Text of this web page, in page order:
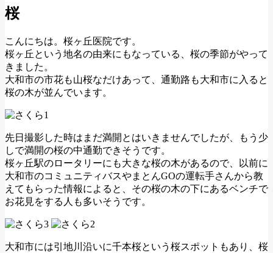
桜
こんにちは。桜ヶ丘医院です。
桜ヶ丘という地名の由来にもなっている、桜の季節がやって
きました。
大和市の市花も山桜なだけあって、通勤路も大和市に入ると
桜の木が並んでいます。
先日撮影した時はまだ満開とはいきませんでしたが、もう少
しで満開の桜の中通勤できそうです。
桜ヶ丘駅のロータリーにも大きな桜の木があるので、以前に
大和市のコミュニティバスやまとんGOの運転手さんから教
えてもらった情報によると、その桜の木の下にあるベンチで
お花見をする人も多いそうです。
大和市には引地川沿いに千本桜という桜スポットもあり、桜